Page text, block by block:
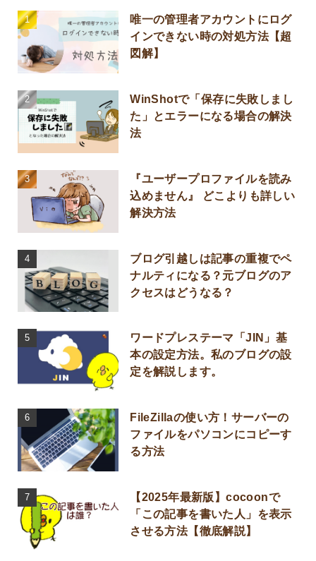
唯一の管理者アカウントにログ
インできない時の対処方法【超
図解】
WinShotで「保存に失敗しまし
た」とエラーになる場合の解決
法
『ユーザープロファイルを読み
込めません』 どこよりも詳しい
解決方法
ブログ引越しは記事の重複でペ
ナルティになる？元ブログのア
クセスはどうなる？
ワードプレステーマ「JIN」基
本の設定方法。私のブログの設
定を解説します。
FileZillaの使い方！サーバーの
ファイルをパソコンにコピーす
る方法
【2025年最新版】cocoonで
「この記事を書いた人」を表示
させる方法【徹底解説】